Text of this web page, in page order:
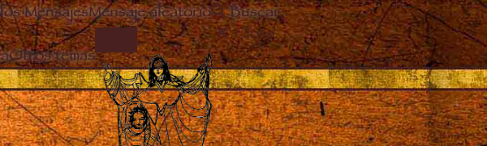
MensajesMensaje aleatorio Buscar
Otros temas
Close